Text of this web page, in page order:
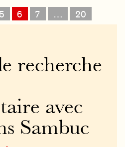
5 6 7 … 20
recherche
avec
Sambuc